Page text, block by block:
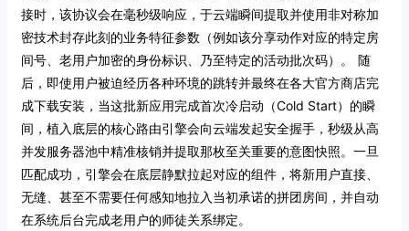
接时，该协议会在毫秒级响应，于云端瞬间提取并使用非对称加
密技术封存此刻的业务特征参数（例如该分享动作对应的特定房
间号、老用户加密的身份标识、乃至特定的活动批次码）。
随
后，即使用户被迫经历各种环境的跳转并最终在各大官方商店完
成下载安装，当这批新应用完成首次冷启动（Cold Start）的瞬
间，植入底层的核心路由引擎会向云端发起安全握手，秒级从高
并发服务器池中精准核销并提取那枚至关重要的意图快照。一旦
匹配成功，引擎会在底层静默拉起对应的组件，将新用户直接、
无缝、甚至不需要任何感知地拉入当初承诺的拼团房间，并自动
在系统后台完成老用户的师徒关系绑定。